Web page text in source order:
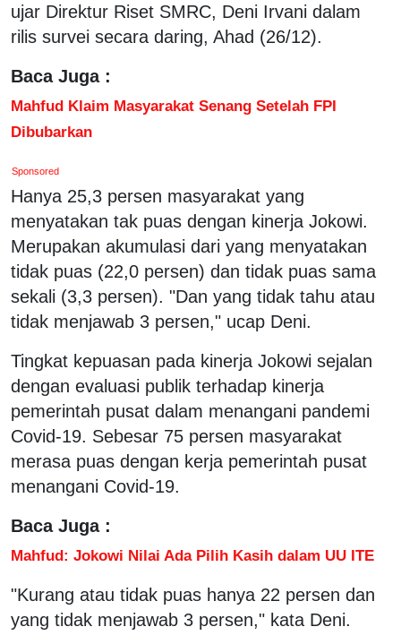
ujar Direktur Riset SMRC, Deni Irvani dalam
rilis survei secara daring, Ahad (26/12).
Baca Juga :
Mahfud Klaim Masyarakat Senang Setelah FPI
Dibubarkan
Sponsored
Hanya 25,3 persen masyarakat yang
menyatakan tak puas dengan kinerja Jokowi.
Merupakan akumulasi dari yang menyatakan
tidak puas (22,0 persen) dan tidak puas sama
sekali (3,3 persen). "Dan yang tidak tahu atau
tidak menjawab 3 persen," ucap Deni.
Tingkat kepuasan pada kinerja Jokowi sejalan
dengan evaluasi publik terhadap kinerja
pemerintah pusat dalam menangani pandemi
Covid-19. Sebesar 75 persen masyarakat
merasa puas dengan kerja pemerintah pusat
menangani Covid-19.
Baca Juga :
Mahfud: Jokowi Nilai Ada Pilih Kasih dalam UU ITE
"Kurang atau tidak puas hanya 22 persen dan
yang tidak menjawab 3 persen," kata Deni.